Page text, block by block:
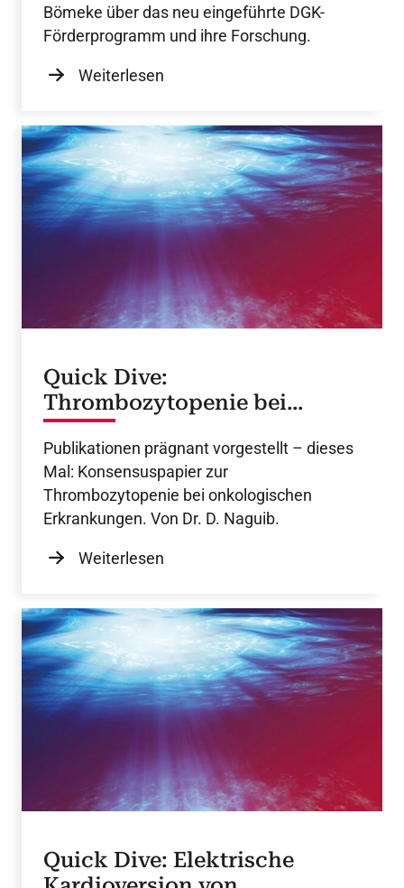
Bömeke über das neu eingeführte DGK-
Förderprogramm und ihre Forschung.
Weiterlesen
Quick Dive:
Thrombozytopenie bei
onkologischen
Erkrankungen
Publikationen prägnant vorgestellt – dieses
Mal: Konsensuspapier zur
Thrombozytopenie bei onkologischen
Erkrankungen. Von Dr. D. Naguib.
Weiterlesen
Quick Dive: Elektrische